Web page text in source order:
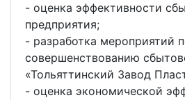
- оценка эффективности
предприятия;
- разработка мероприятий
совершенствованию
«Тольяттинский Завод
- оценка экономической